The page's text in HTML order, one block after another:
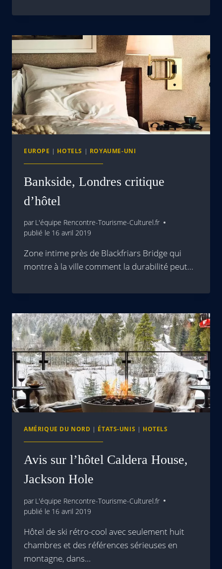
EUROPE | HOTELS | ROYAUME-UNI
Bankside, Londres critique
d’hôtel
par L'équipe Rencontre-Tourisme-Culturel.fr
publié le 16 avril 2019
Zone intime près de Blackfriars Bridge qui
montre à la ville comment la durabilité peut…
AMÉRIQUE DU NORD | ÉTATS-UNIS | HOTELS
Avis sur l’hôtel Caldera House,
Jackson Hole
par L'équipe Rencontre-Tourisme-Culturel.fr
publié le 16 avril 2019
Hôtel de ski rétro-cool avec seulement huit
chambres et des références sérieuses en
montagne, dans…